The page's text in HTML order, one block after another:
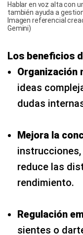
Hablar en voz alta con
también ayuda a
Imagen referencial
Gemini)
Los beneficios
Organización
ideas
dudas
Mejora la
reduce las
rendimiento.
Regulación
sientes o